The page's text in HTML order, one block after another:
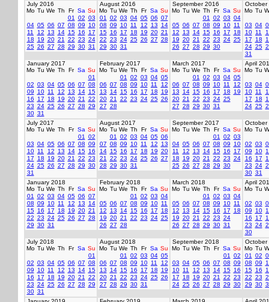
July 2016
Mo Tu We Th Fr Sa Su
01
02 03
04 05 06 07 08 09
10
11
12 13 14 15 16
17
18
19 20 21 22 23 24
25 26 27 28 29 30 31
August 2016
Mo Tu We Th Fr Sa Su
01
02 03 04 05 06 07
08 09 10 11 12 13
14
15 16 17 18 19 20 21
22 23 24 25 26 27 28
29 30 31
September 2016
Mo Tu We Th Fr Sa Su
01
02 03 04
05 06 07 08 09 10 11
12
13 14 15 16 17
18
19 20 21 22 23 24 25
26 27 28 29 30
October
Mo Tu
03 04
10 11
17
18
24 25
31
January 2017
Mo Tu We Th Fr Sa Su
01
02 03 04 05 06 07 08
09
10 11 12 13 14 15
16
17 18 19 20 21
22
23 24 25 26 27 28 29
30 31
February 2017
Mo Tu We Th Fr Sa Su
01
02 03 04 05
06 07 08 09 10 11
12
13
14 15 16 17 18
19
20 21 22 23 24 25 26
27 28
March 2017
Mo Tu We Th Fr Sa Su
01
02 03 04 05
06 07 08 09 10 11
12
13
14 15 16 17 18
19
20 21 22 23 24 25
27 28 29 30 31
April
Mo Tu
03 04
10 11
17
18
24 25
July 2017
Mo Tu We Th Fr Sa Su
01
02
03 04 05 06 07 08 09
10 11 12 13 14 15 16
17
18 19 20 21 22 23
24 25 26 27 28 29 30
31
August 2017
Mo Tu We Th Fr Sa Su
01
02 03 04 05 06
07 08 09 10 11 12
13
14 15 16 17 18 19 20
21
22 23 24 25 26 27
28 29 30 31
September 2017
Mo Tu We Th Fr Sa Su
01
02 03
04 05 06 07 08 09
10
11
12 13 14 15 16
17
18
19 20 21 22 23 24
25 26 27 28 29 30
October
Mo Tu
02 03
09
10
16
17
23 24
30 31
January 2018
Mo Tu We Th Fr Sa Su
01
02 03 04 05 06 07
08 09 10 11 12 13
14
15 16 17 18 19 20 21
22 23 24 25 26 27 28
29 30 31
February 2018
Mo Tu We Th Fr Sa Su
01
02 03 04
05 06 07 08 09 10 11
12
13 14 15 16 17
18
19 20 21 22 23 24 25
26 27 28
March 2018
Mo Tu We Th Fr Sa Su
01
02 03 04
05 06 07 08 09 10 11
12
13 14 15 16 17
18
19 20 21 22 23 24
26 27 28 29 30 31
April
Mo Tu
02 03
09
10
16
17
23 24
30
July 2018
Mo Tu We Th Fr Sa Su
01
02 03 04 05 06 07 08
09
10 11 12 13 14 15
16
17 18 19 20 21
22
23 24 25 26 27 28 29
30 31
August 2018
Mo Tu We Th Fr Sa Su
01
02 03 04 05
06 07 08 09 10 11
12
13
14 15 16 17 18
19
20 21 22 23 24 25 26
27 28 29 30 31
September 2018
Mo Tu We Th Fr Sa Su
01
02
03 04 05 06 07 08 09
10 11 12 13 14 15 16
17
18 19 20 21 22 23
24 25 26 27 28 29 30
October
Mo Tu
01
02
08 09
15 16
22 23
29 30